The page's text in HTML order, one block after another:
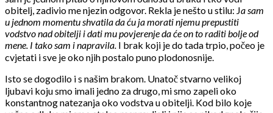
obitelj, zadivio me njezin odgovor. Rekla je nešto u stilu: Ja sam
u jednom momentu shvatila da ću ja morati njemu prepustiti
vodstvo nad obitelji i dati mu povjerenje da će on to raditi bolje od
mene. I tako sam i napravila. I brak koji je do tada trpio, počeo je
cvjetati i sve je oko njih postalo puno plodonosnije.
Isto se dogodilo i s našim brakom. Unatoč stvarno velikoj
ljubavi koju smo imali jedno za drugo, mi smo zapeli oko
konstantnog natezanja oko vodstva u obitelji. Kod bilo koje